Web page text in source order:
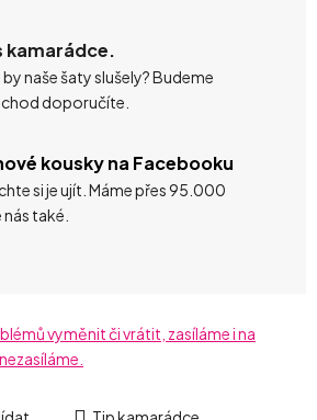
kamarádce.
naše šaty slušely? Budeme
doporučíte.
kousky na Facebooku
si je ujít. Máme přes 95.000
také.
vyměnit či vrátit, zasíláme i na